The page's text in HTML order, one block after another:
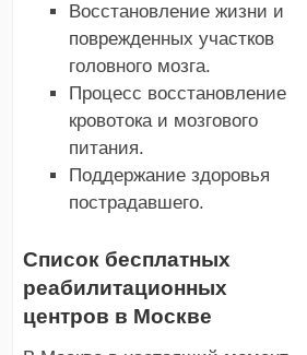
Восстановление жизни и
поврежденных участков
головного мозга.
Процесс восстановление
кровотока и мозгового
питания.
Поддержание здоровья
пострадавшего.
Список бесплатных
реабилитационных
центров в Москве